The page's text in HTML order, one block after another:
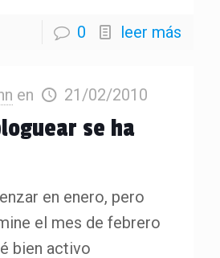
0 leer más
en 21/02/2010
se ha
en enero, pero
el mes de febrero
bien activo